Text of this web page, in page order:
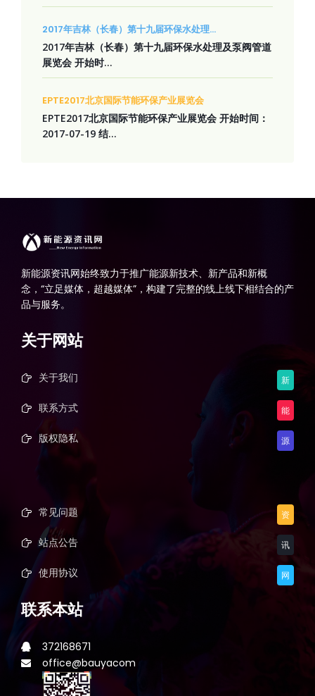
2017年吉林（长春）第十九届环保水处理...
2017年吉林（长春）第十九届环保水处理及泵阀管道
展览会 开始时...
EPTE2017北京国际节能环保产业展览会
EPTE2017北京国际节能环保产业展览会 开始时间：
2017-07-19 结...
新能源资讯网始终致力于推广能源新技术、新产品和新概
念，“立足媒体，超越媒体”，构建了完整的线上线下相结合的产
品与服务。
关于网站
关于我们 新
联系方式 能
版权隐私 源
常见问题 资
站点公告 讯
使用协议 网
联系本站
372168671
office@bauyacom